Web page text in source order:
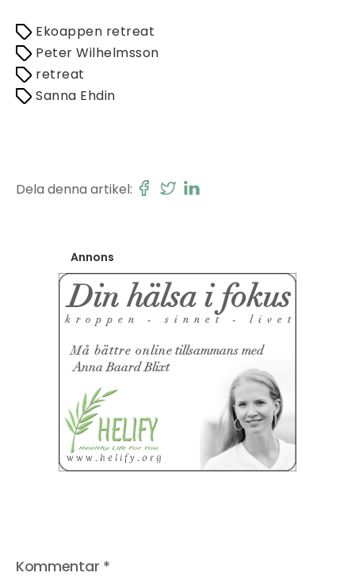
Ekoappen retreat
Peter Wilhelmsson
retreat
Sanna Ehdin
Dela denna artikel:
Annons
Kommentar *